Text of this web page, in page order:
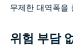
무제한 대역폭을
위험 부담